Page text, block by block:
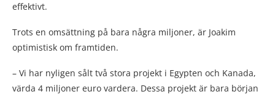
effektivt.
Trots en omsättning på bara några miljoner, är Joakim
optimistisk om framtiden.
– Vi har nyligen sålt två stora projekt i Egypten och Kanada,
värda 4 miljoner euro vardera. Dessa projekt är bara början